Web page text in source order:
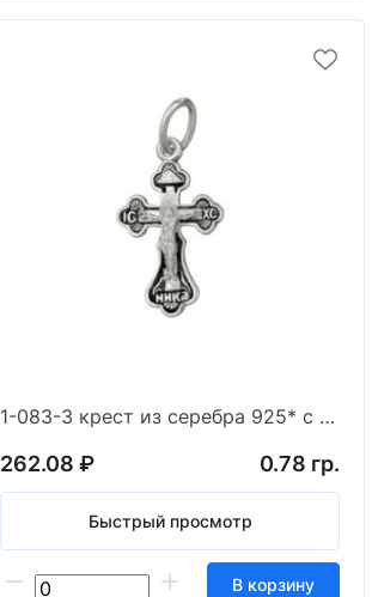
1-083-3 крест из серебра 925* с частичным чернен
262.08 ₽ 0.78 гр.
Быстрый просмотр
В корзину